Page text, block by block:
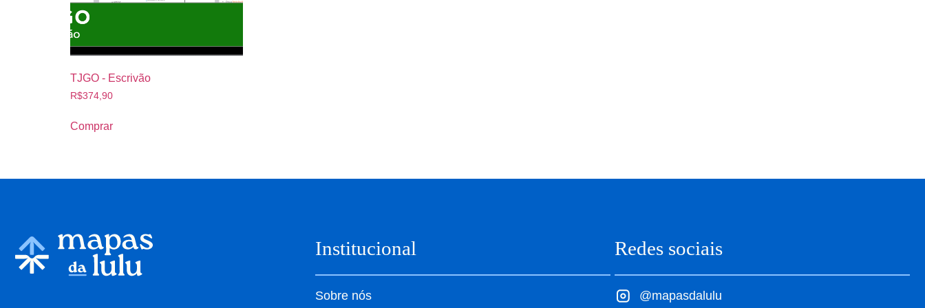
TJGO - Escrivão
R$374,90
Comprar
Institucional
Sobre nós
Redes sociais
@mapasdalulu